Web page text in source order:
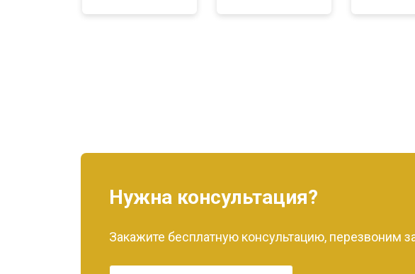
Нужна консультация?
Закажите бесплатную консультацию, перезвоним